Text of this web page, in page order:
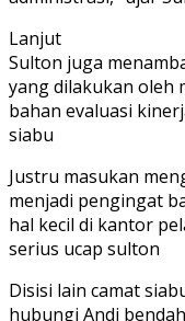
​Lanjut
​Sulton juga
yang dilakukan oleh
bahan evaluasi
siabu
​Justru masukan
menjadi pengingat
hal kecil di kantor
serius ucap sulton
Disisi lain camat
hubungi Andi